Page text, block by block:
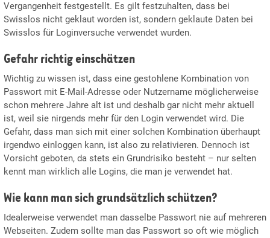
Vergangenheit festgestellt. Es gilt festzuhalten, dass bei
Swisslos nicht geklaut worden ist, sondern geklaute Daten bei
Swisslos für Loginversuche verwendet wurden.
Gefahr richtig einschätzen
Wichtig zu wissen ist, dass eine gestohlene Kombination von
Passwort mit E-Mail-Adresse oder Nutzername möglicherweise
schon mehrere Jahre alt ist und deshalb gar nicht mehr aktuell
ist, weil sie nirgends mehr für den Login verwendet wird. Die
Gefahr, dass man sich mit einer solchen Kombination überhaupt
irgendwo einloggen kann, ist also zu relativieren. Dennoch ist
Vorsicht geboten, da stets ein Grundrisiko besteht – nur selten
kennt man wirklich alle Logins, die man je verwendet hat.
Wie kann man sich grundsätzlich schützen?
Idealerweise verwendet man dasselbe Passwort nie auf mehreren
Webseiten. Zudem sollte man das Passwort so oft wie möglich